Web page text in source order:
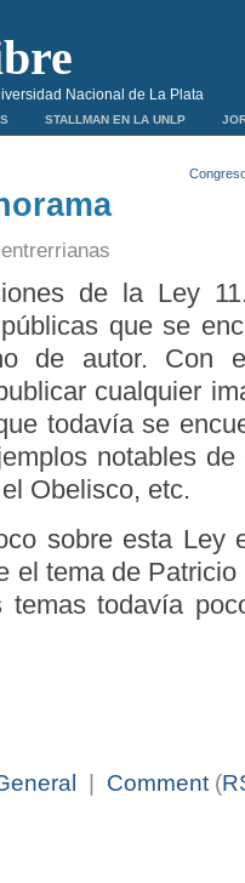
Nacional de La Plata
STALLMAN EN LA UNLP
de la Ley
que se
de autor. Con
cualquier
todavía se
notables
Obelisco, etc.
sobre esta Ley
el tema de
todavía
Comment (